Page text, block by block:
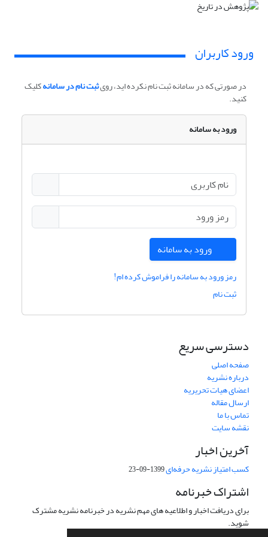
ورود کاربران
در صورتی که در سامانه ثبت نام نکرده اید، رویثبت نام در سامانهکلیک
کنید.
ورود به سامانه
ورود به سامانه
رمز ورود به سامانه را فراموش کرده ام!
ثبت نام
دسترسی سریع
صفحه اصلی
درباره نشریه
اعضای هیات تحریریه
ارسال مقاله
تماس با ما
نقشه سایت
آخرین اخبار
کسب امتیاز نشریه حرفه‌ای1399-09-23
اشتراک خبرنامه
برای دریافت اخبار و اطلاعیه های مهم نشریه در خبرنامه نشریه مشترک
شوید.